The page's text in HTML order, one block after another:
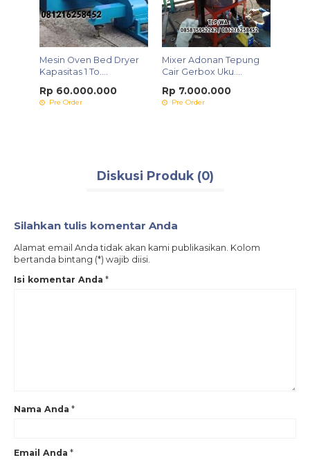
Mesin Oven Bed Dryer
Kapasitas 1 To....
Rp 60.000.000
Pre Order
Mixer Adonan Tepung
Cair Gerbox Uku....
Rp 7.000.000
Pre Order
Diskusi Produk (0)
Silahkan tulis komentar Anda
Alamat email Anda tidak akan kami publikasikan. Kolom
bertanda bintang (*) wajib diisi.
Isi komentar Anda *
Nama Anda *
Email Anda *